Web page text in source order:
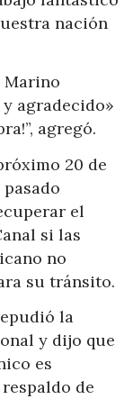
nación
Marino
agradecido»
agregó.
20 de
el
si las
no
su tránsito.
la
y dijo que
es
de